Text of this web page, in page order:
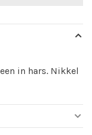
in hars. Nikkel